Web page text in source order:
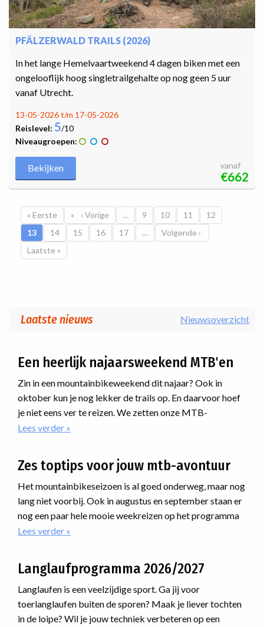
PFÄLZERWALD TRAILS (2026)
In het lange Hemelvaartweekend 4 dagen biken met een
ongelooflijk hoog singletrailgehalte op nog geen 5 uur
vanaf Utrecht.
13-05-2026 t/m 17-05-2026
Reislevel: 5/10
Niveaugroepen:
Bekijken vanaf
€662
Paginatie
Eerste pagina
« Eerste Vorige pagina
‹ Vorige … Pagina
9 Pagina
10 Pagina
11 Pagina
12
Huidige pagina
13 Pagina
14 Pagina
15 Pagina
16 Pagina
17 … Volgende pagina
Volgende ›
Laatste pagina
Laatste »
Laatste nieuws Nieuwsoverzicht
Een heerlijk najaarsweekend MTB'en
Zin in een mountainbikeweekend dit najaar? Ook in
oktober kun je nog lekker de trails op. En daarvoor hoef
je niet eens ver te reizen. We zetten onze MTB-
weekenden voor het najaar voor je op een rij. Net over de
prachtige trails aan elkaar geknoopt. Houd je van lekker
mountainbiken vanuit een heerlijk viersterrenhotel? Dan
is dit jouw reis. Ga je liever voor wat ruigere downhills?
Dan moet je mee naar België!
Lees verder over
najaarsweekend
Zes toptips voor jouw mtb-avontuur
Het mountainbikeseizoen is al goed onderweg, maar nog
lang niet voorbij. Ook in augustus en september staan er
nog een paar hele mooie weekreizen op het programma
waar je nog bij kunt aansluiten. Van uitdagende routes
ongetwijfeld een reis tussen die bij jou past.
Lees verder over
voor
mtb-
avontuur
Langlaufprogramma 2026/2027
Langlaufen is een veelzijdige sport. Ga jij voor
toerlanglaufen buiten de sporen? Maak je liever tochten
in de loipe? Wil je jouw techniek verbeteren op een